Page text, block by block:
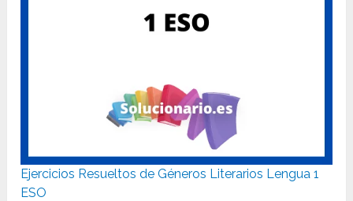
Ejercicios Resueltos de Géneros Literarios Lengua 1
ESO